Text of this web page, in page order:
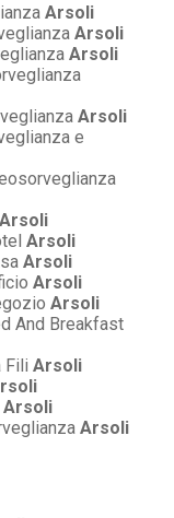
Arsoli
Arsoli
Arsoli
Arsoli
e
Arsoli
Arsoli
Arsoli
Arsoli
Arsoli
And Breakfast
Fili Arsoli
Arsoli
Arsoli